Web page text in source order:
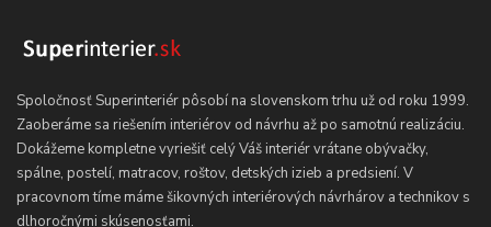
Spoločnosť Superinteriér pôsobí na slovenskom trhu už od roku 1999.
Zaoberáme sa riešením interiérov od návrhu až po samotnú realizáciu.
Dokážeme kompletne vyriešiť celý Váš interiér vrátane obývačky,
spálne, postelí, matracov, roštov, detských izieb a predsiení. V
pracovnom tíme máme šikovných interiérových návrhárov a technikov s
dlhoročnými skúsenosťami.